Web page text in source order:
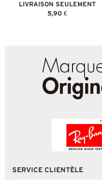
LIVRAISON SEULEMENT
5,90 €
SERVICE CLIENTÈLE